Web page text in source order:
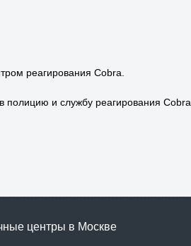
реагирования Cobra.
и службу реагирования Cobra.
центры в Москве